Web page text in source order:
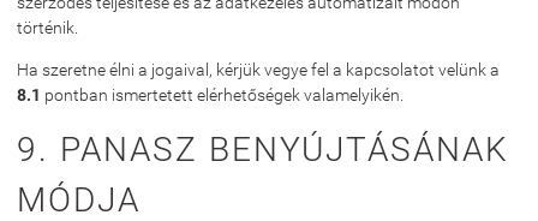
történik.
Ha szeretne élni a jogaival, kérjük vegye fel a kapcsolatot velünk a
8.1 pontban ismertetett elérhetőségek valamelyikén.
9. PANASZ BENYÚJTÁSÁNAK
MÓDJA